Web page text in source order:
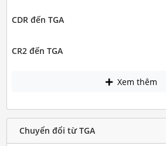
CDR đến TGA
CR2 đến TGA
Xem thêm
Chuyển đổi từ TGA